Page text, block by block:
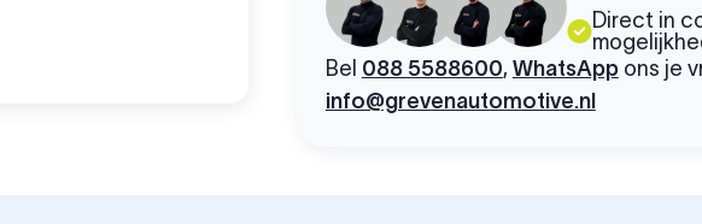
Direct in
Bel 088 5588600, WhatsAppons je
info@grevenautomotive.nl